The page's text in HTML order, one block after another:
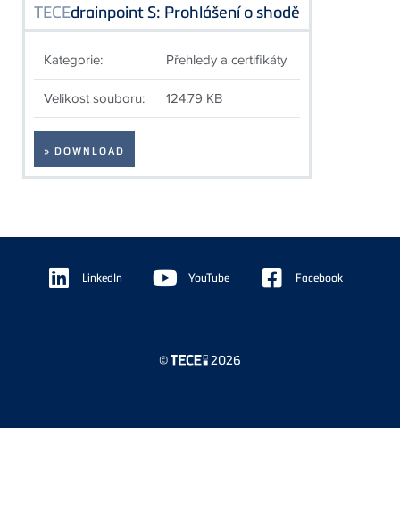
TECEdrainpoint S: Prohlášení o shodě
Kategorie: Přehledy a certifikáty
Velikost souboru: 124.79 KB
» DOWNLOAD
Floating
Sidebar LinkedIn YouTube Facebook
© 2026